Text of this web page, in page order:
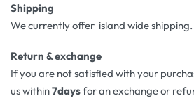
Shipping
We currently offer island wide shipping.
Return & exchange
If you are not satisfied with your
us within7daysfor an exchange or